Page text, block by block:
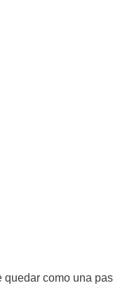
como una